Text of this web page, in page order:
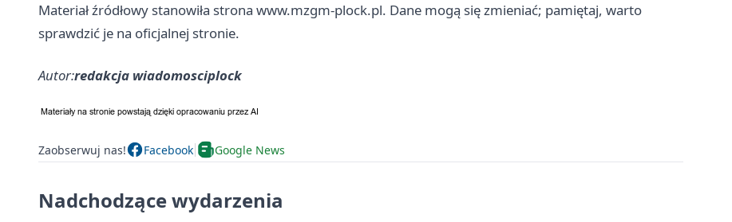
Materiał źródłowy stanowiła strona www.mzgm-plock.pl. Dane mogą się zmieniać; pamiętaj, warto
sprawdzić je na oficjalnej stronie.
Autor:redakcja wiadomosciplock
Zaobserwuj nas! Facebook Google News
Nadchodzące wydarzenia